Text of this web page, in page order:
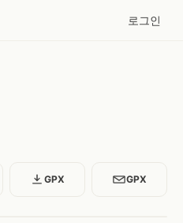
로그인
GPX GPX